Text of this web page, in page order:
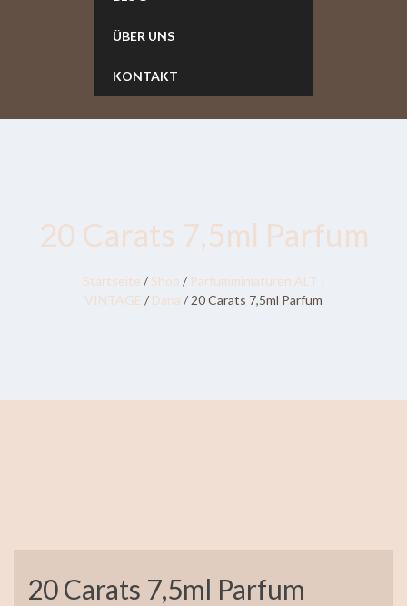
ÜBER UNS
KONTAKT
20 Carats 7,5ml Parfum
Startseite / Shop / Parfumminiaturen ALT |
VINTAGE / Dana / 20 Carats 7,5ml Parfum
20 Carats 7,5ml Parfum